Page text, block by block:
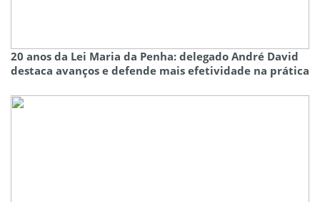
20 anos da Lei Maria da Penha: delegado André David
destaca avanços e defende mais efetividade na prática